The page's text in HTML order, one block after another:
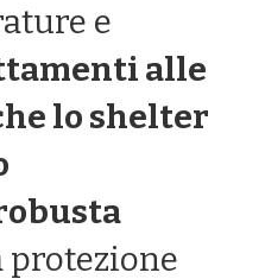
e
alle
lo shelter
protezione